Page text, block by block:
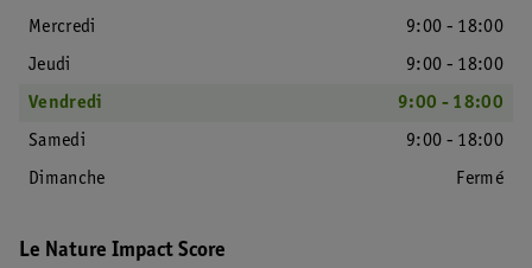
Mercredi
9:00 - 18:00
Jeudi
9:00 - 18:00
Vendredi
9:00 - 18:00
Samedi
9:00 - 18:00
Dimanche
Fermé
Le Nature Impact Score